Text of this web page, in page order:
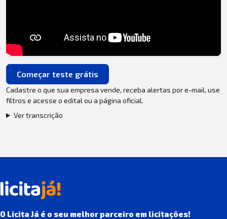
Começar teste grátis
Cadastre o que sua empresa vende, receba alertas por e-mail, use
filtros e acesse o edital ou a página oficial.
Ver transcrição
O Licita Já é o seu melhor parceiro em licitações!